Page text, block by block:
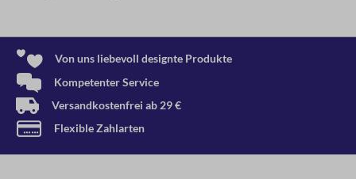
Von uns liebevoll designte Produkte
Kompetenter Service
Versandkostenfrei ab 29 €
Flexible Zahlarten